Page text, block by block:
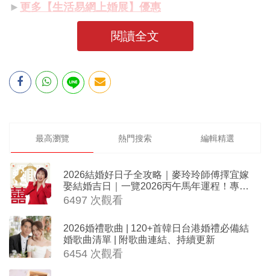
► 更多【生活易網上婚展】優惠
閱讀全文
最高瀏覽 熱門搜索 編輯精選
2026結婚好日子全攻略｜麥玲玲師傅擇宜嫁
娶結婚吉日｜一覽2026丙午馬年運程！專業
擇日結婚+避開沖煞生肖指南
6497 次觀看
2026婚禮歌曲 | 120+首韓日台港婚禮必備結
婚歌曲清單 | 附歌曲連結、持續更新
6454 次觀看